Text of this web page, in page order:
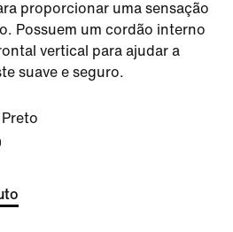
proporcionar uma sensação
Possuem um cordão interno
vertical para ajudar a
suave e seguro.
Preto